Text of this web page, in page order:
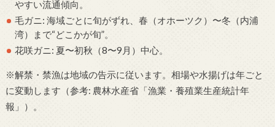
やすい流通傾向。
毛ガニ: 海域ごとに旬がずれ、春（オホーツク）〜冬（内浦
湾）まで“どこかが旬”。
花咲ガニ: 夏〜初秋（8〜9月）中心。
※解禁・禁漁は地域の告示に従います。相場や水揚げは年ごと
に変動します（参考: 農林水産省「漁業・養殖業生産統計年
報」）。